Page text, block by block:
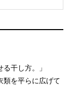
干し方。」
類を平らに広げて